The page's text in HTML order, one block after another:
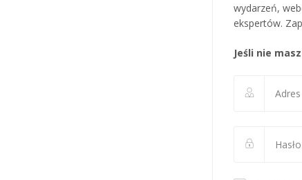
wydarzeń,
ekspertów.
Jeśli nie